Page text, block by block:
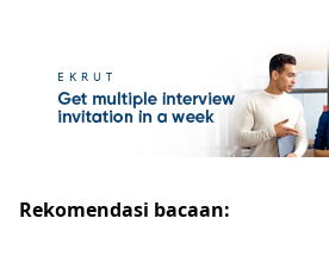
Rekomendasi bacaan: